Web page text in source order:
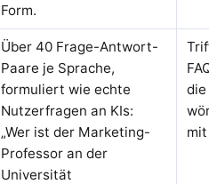
Form.
Über 40 Frage-Antwort-
Paare je Sprache,
formuliert wie echte
Nutzerfragen an KIs:
„Wer ist der Marketing-
Professor an der
Universität